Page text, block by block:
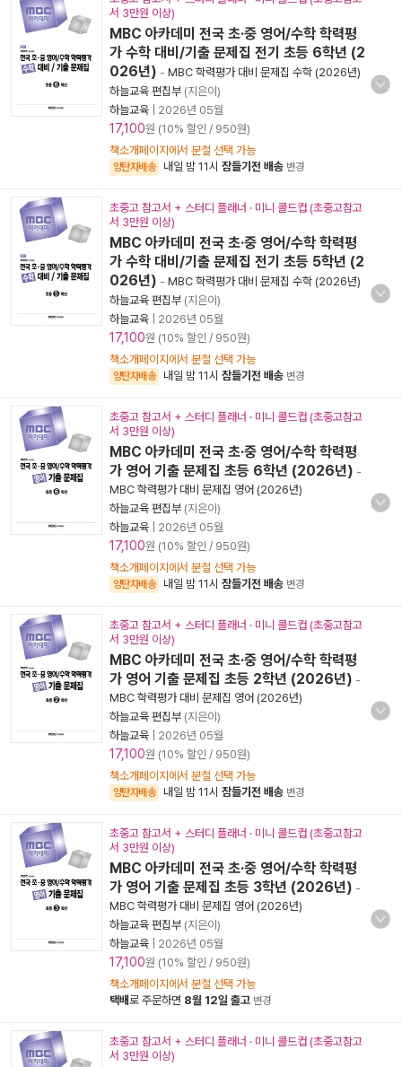
서 3만원 이상)
MBC 아카데미 전국 초·중 영어/수학 학력평
가 수학 대비/기출 문제집 전기 초등 6학년 (2
026년) - MBC 학력평가 대비 문제집 수학 (2026년)
하늘교육 편집부 (지은이)
하늘교육
2026년 05월
17,100원 (10% 할인 / 950원)
책소개페이지에서 분철 선택 가능
양탄자배송 내일 밤 11시 잠들기전 배송 변경
초중고 참고서 + 스터디 플래너 · 미니 콜드컵 (초중고참고
서 3만원 이상)
MBC 아카데미 전국 초·중 영어/수학 학력평
가 수학 대비/기출 문제집 전기 초등 5학년 (2
026년) - MBC 학력평가 대비 문제집 수학 (2026년)
하늘교육 편집부 (지은이)
하늘교육
2026년 05월
17,100원 (10% 할인 / 950원)
책소개페이지에서 분철 선택 가능
양탄자배송 내일 밤 11시 잠들기전 배송 변경
초중고 참고서 + 스터디 플래너 · 미니 콜드컵 (초중고참고
서 3만원 이상)
MBC 아카데미 전국 초·중 영어/수학 학력평
가 영어 기출 문제집 초등 6학년 (2026년) -
MBC 학력평가 대비 문제집 영어 (2026년)
하늘교육 편집부 (지은이)
하늘교육
2026년 05월
17,100원 (10% 할인 / 950원)
책소개페이지에서 분철 선택 가능
양탄자배송 내일 밤 11시 잠들기전 배송 변경
초중고 참고서 + 스터디 플래너 · 미니 콜드컵 (초중고참고
서 3만원 이상)
MBC 아카데미 전국 초·중 영어/수학 학력평
가 영어 기출 문제집 초등 2학년 (2026년) -
MBC 학력평가 대비 문제집 영어 (2026년)
하늘교육 편집부 (지은이)
하늘교육
2026년 05월
17,100원 (10% 할인 / 950원)
책소개페이지에서 분철 선택 가능
양탄자배송 내일 밤 11시 잠들기전 배송 변경
초중고 참고서 + 스터디 플래너 · 미니 콜드컵 (초중고참고
서 3만원 이상)
MBC 아카데미 전국 초·중 영어/수학 학력평
가 영어 기출 문제집 초등 3학년 (2026년) -
MBC 학력평가 대비 문제집 영어 (2026년)
하늘교육 편집부 (지은이)
하늘교육
2026년 05월
17,100원 (10% 할인 / 950원)
책소개페이지에서 분철 선택 가능
택배로 주문하면 8월 12일 출고 변경
초중고 참고서 + 스터디 플래너 · 미니 콜드컵 (초중고참고
서 3만원 이상)